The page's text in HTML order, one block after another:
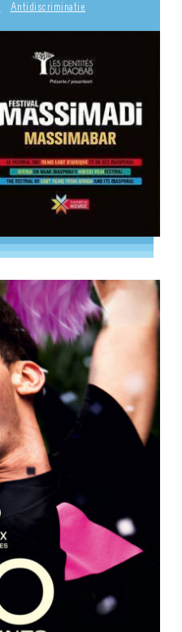
Antidiscriminatie